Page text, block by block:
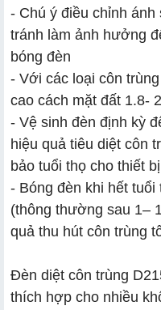
- Chú ý điều chỉnh
tránh làm ảnh hưởng
bóng đèn
- Với các loại côn
cao cách mặt đất 1.8-
- Vệ sinh đèn định kỳ
hiệu quả tiêu diệt côn
bảo tuổi thọ cho thiết bị
- Bóng đèn khi hết
(thông thường sau 1–
quả thu hút côn trùng
Đèn diệt côn trùng
thích hợp cho nhiều